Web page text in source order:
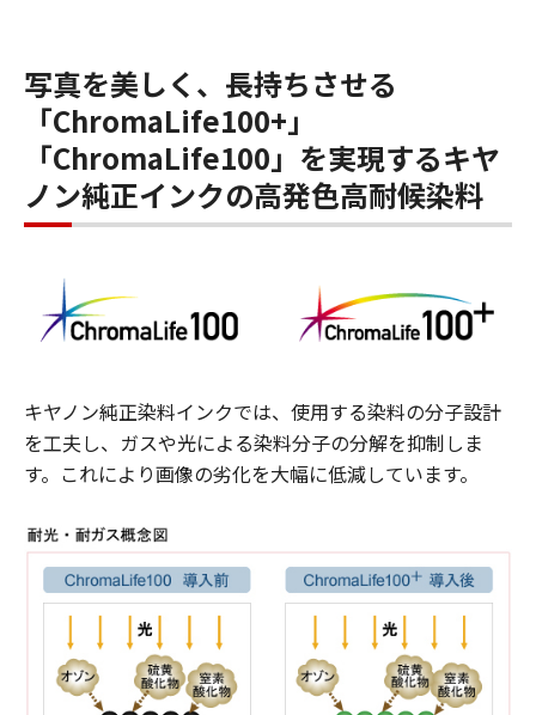
写真を美しく、長持ちさせる
「ChromaLife100+」
「ChromaLife100」を実現するキヤ
ノン純正インクの高発色高耐候染料
キヤノン純正染料インクでは、使用する染料の分子設計
を工夫し、ガスや光による染料分子の分解を抑制しま
す。これにより画像の劣化を大幅に低減しています。